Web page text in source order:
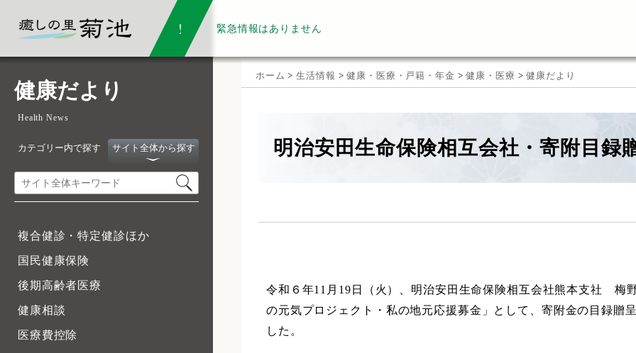
緊急情報はありません
健康だより
Health News
カテゴリー内で探す サイト全体から探す
複合健診・特定健診ほか
国民健康保険
後期高齢者医療
健康相談
医療費控除
ホーム >生活情報 >健康・医療・戸籍・年金 >健康・医療 >健康だより
明治安田生命保険相互会社・寄附目録
令和６年11月19日（火）、明治安田生命保険相互会社熊本支社 梅
の元気プロジェクト・私の地元応援募金」として、寄附金の目録贈
した。